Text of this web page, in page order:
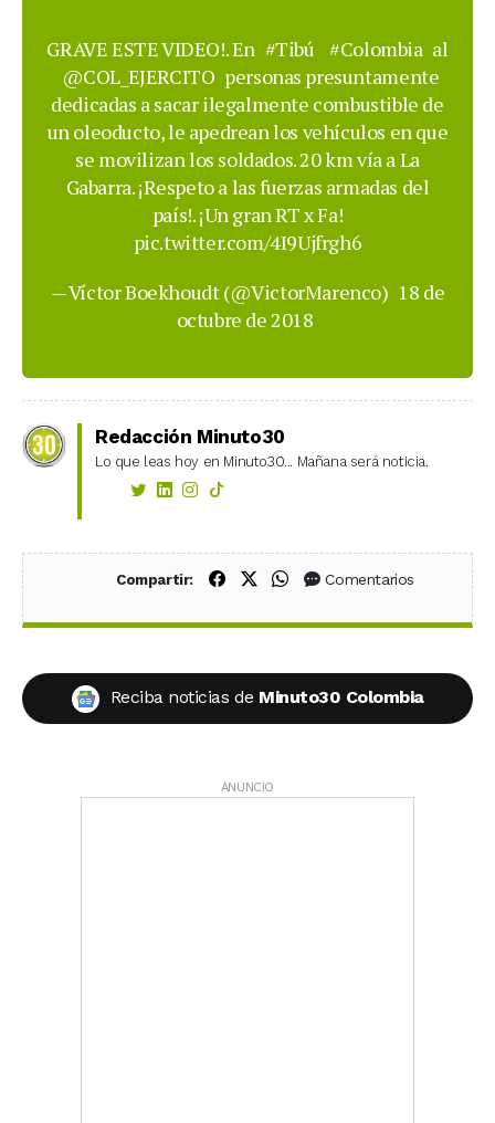
GRAVE ESTE VIDEO!. En #Tibú #Colombia al
@COL_EJERCITO personas presuntamente
dedicadas a sacar ilegalmente combustible de
un oleoducto, le apedrean los vehículos en que
se movilizan los soldados. 20 km vía a La
Gabarra. ¡Respeto a las fuerzas armadas del
país!. ¡Un gran RT x Fa!
pic.twitter.com/4I9Ujfrgh6
— Víctor Boekhoudt (@VictorMarenco) 18 de
octubre de 2018
Redacción Minuto30
Lo que leas hoy en Minuto30... Mañana será noticia.
Compartir: Compartir en Facebook
Compartir en X (Twitter)
Compartir en WhatsApp
Comentarios
Reciba noticias de Minuto30 Colombia
ANUNCIO